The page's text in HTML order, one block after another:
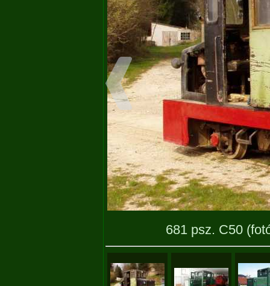
681 psz. C50